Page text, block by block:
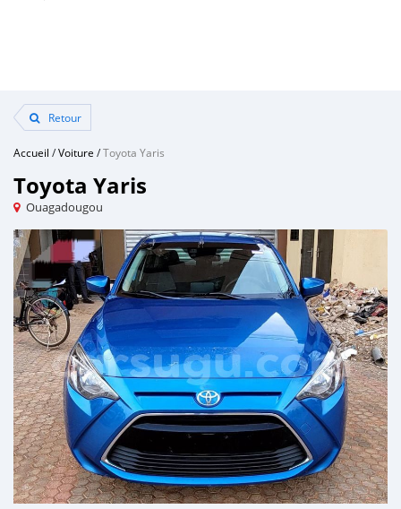
Retour
Accueil /Voiture /Toyota Yaris
Toyota Yaris
Ouagadougou